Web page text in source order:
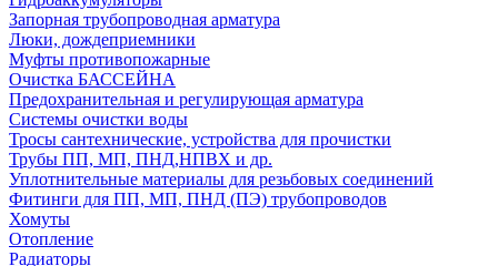
Запорная трубопроводная арматура
Люки, дождеприемники
Муфты противопожарные
Очистка БАССЕЙНА
Предохранительная и регулирующая арматура
Системы очистки воды
Тросы сантехнические, устройства для прочистки
Трубы ПП, МП, ПНД,НПВХ и др.
Уплотнительные материалы для резьбовых соединений
Фитинги для ПП, МП, ПНД (ПЭ) трубопроводов
Хомуты
Отопление
Радиаторы